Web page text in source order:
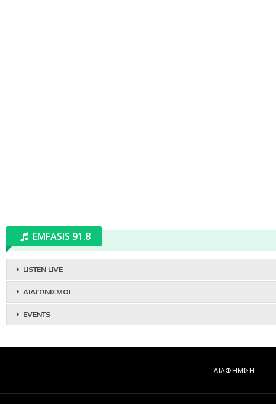
EMFASIS 91.8
LISTEN LIVE
ΔΙΑΓΩΝΙΣΜΟΙ
EVENTS
ΔΙΑΦΗΜΙΣΗ